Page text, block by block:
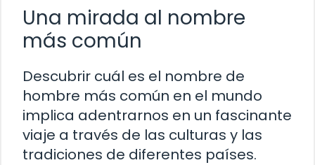
Una mirada al nombre
más común
Descubrir cuál es el nombre de
hombre más común en el mundo
implica adentrarnos en un fascinante
viaje a través de las culturas y las
tradiciones de diferentes países.